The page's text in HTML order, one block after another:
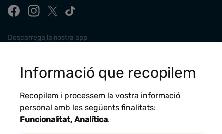
Descarrega la nostra app
Informació que recopilem
Recopilem i processem la vostra informació
personal amb les següents finalitats:
Funcionalitat, Analítica.